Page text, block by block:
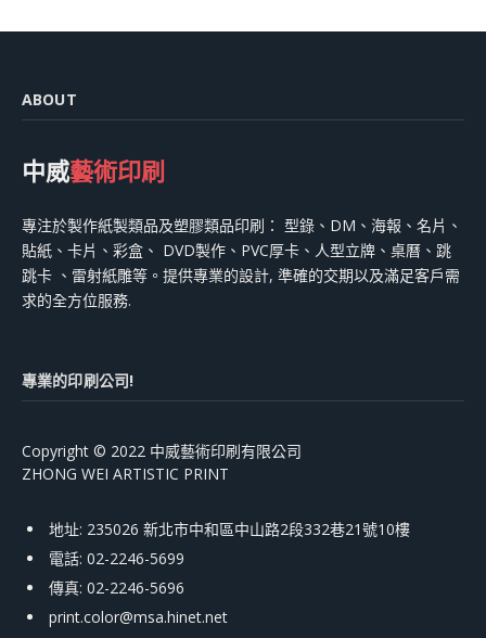
ABOUT
中威藝術印刷
專注於製作紙製類品及塑膠類品印刷： 型錄、DM、海報、名片、
貼紙、卡片、彩盒、 DVD製作、PVC厚卡、人型立牌、桌曆、跳
跳卡 、雷射紙雕等。提供專業的設計, 準確的交期以及滿足客戶需
求的全方位服務.
專業的印刷公司!
Copyright © 2022 中威藝術印刷有限公司
ZHONG WEI ARTISTIC PRINT
地址: 235026 新北市中和區中山路2段332巷21號10樓
電話: 02-2246-5699
傳真: 02-2246-5696
print.color@msa.hinet.net